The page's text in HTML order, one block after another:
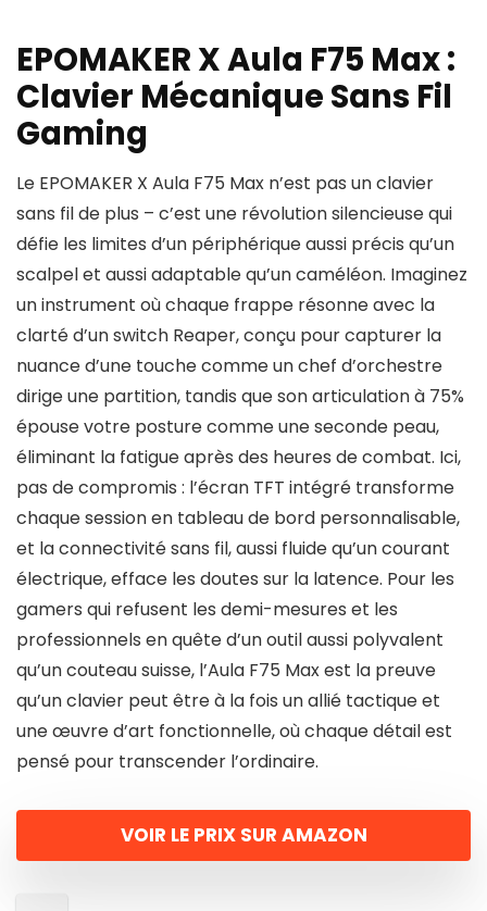
EPOMAKER X Aula F75 Max :
Clavier Mécanique Sans Fil
Gaming
Le EPOMAKER X Aula F75 Max n’est pas un clavier
sans fil de plus – c’est une révolution silencieuse qui
défie les limites d’un périphérique aussi précis qu’un
scalpel et aussi adaptable qu’un caméléon. Imaginez
un instrument où chaque frappe résonne avec la
clarté d’un switch Reaper, conçu pour capturer la
nuance d’une touche comme un chef d’orchestre
dirige une partition, tandis que son articulation à 75%
épouse votre posture comme une seconde peau,
éliminant la fatigue après des heures de combat. Ici,
pas de compromis : l’écran TFT intégré transforme
chaque session en tableau de bord personnalisable,
et la connectivité sans fil, aussi fluide qu’un courant
électrique, efface les doutes sur la latence. Pour les
gamers qui refusent les demi-mesures et les
professionnels en quête d’un outil aussi polyvalent
qu’un couteau suisse, l’Aula F75 Max est la preuve
qu’un clavier peut être à la fois un allié tactique et
une œuvre d’art fonctionnelle, où chaque détail est
pensé pour transcender l’ordinaire.
VOIR LE PRIX SUR AMAZON